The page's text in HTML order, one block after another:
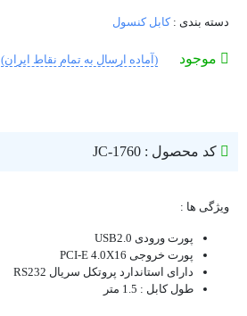
دسته بندی : کابل کنسول
موجود (آماده ارسال به تمام نقاط ایران)
کد محصول : JC-1760
ویژگی ها :
پورت ورودی USB2.0
پورت خروجی PCI-E 4.0X16
دارای استاندارد پروتکل سریال RS232
طول کابل : 1.5 متر